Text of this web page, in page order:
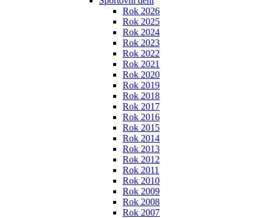
Rok 2026
Rok 2025
Rok 2024
Rok 2023
Rok 2022
Rok 2021
Rok 2020
Rok 2019
Rok 2018
Rok 2017
Rok 2016
Rok 2015
Rok 2014
Rok 2013
Rok 2012
Rok 2011
Rok 2010
Rok 2009
Rok 2008
Rok 2007